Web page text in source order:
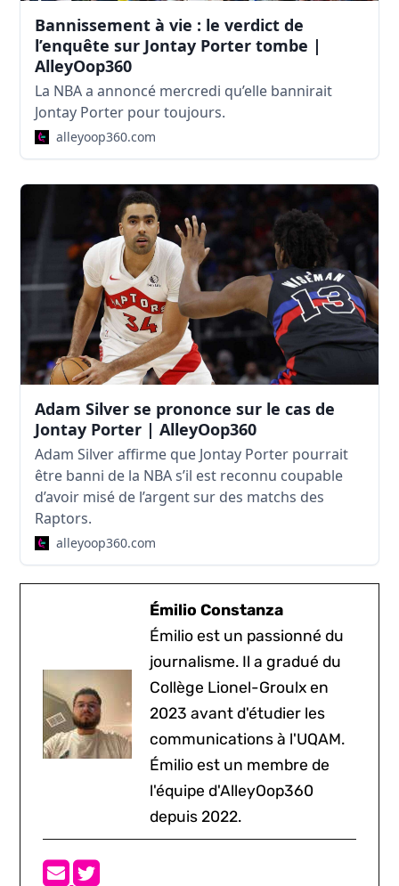
Bannissement à vie : le verdict de
l’enquête sur Jontay Porter tombe |
AlleyOop360
La NBA a annoncé mercredi qu’elle bannirait
Jontay Porter pour toujours.
alleyoop360.com
Adam Silver se prononce sur le cas de
Jontay Porter | AlleyOop360
Adam Silver affirme que Jontay Porter pourrait
être banni de la NBA s’il est reconnu coupable
d’avoir misé de l’argent sur des matchs des
Raptors.
alleyoop360.com
Émilio Constanza
Émilio est un passionné du
journalisme. Il a gradué du
Collège Lionel-Groulx en
2023 avant d'étudier les
communications à l'UQAM.
Émilio est un membre de
l'équipe d'AlleyOop360
depuis 2022.